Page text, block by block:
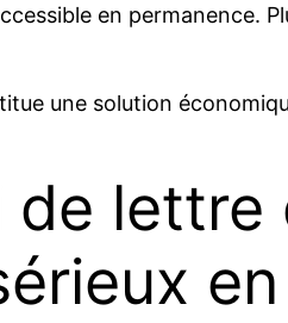
en permanence.
une solution
de